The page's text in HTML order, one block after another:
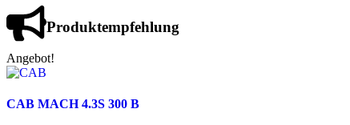
Produktempfehlung
Angebot!
CAB MACH 4.3S 300 B